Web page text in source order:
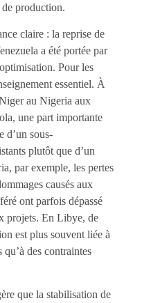
de production.
claire : la reprise de
a été portée par
Pour les
essentiel. À
au Nigeria aux
une part importante
d’un sous-
plutôt que d’un
par exemple, les pertes
causés aux
ont parfois dépassé
projets. En Libye, de
est plus souvent liée à
des contraintes
que la stabilisation de